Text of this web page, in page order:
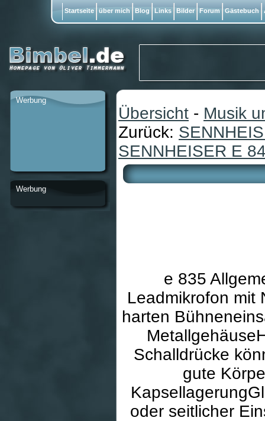
Übersicht - Musik
Zurück:
SENNHEISER E
e 835
Leadmikrofon mit
harten
Schalldrücke
gute
oder seitlicher
Werbung
Werbung
Startseite über mich Blog Links Bilder Forum Gästebuch